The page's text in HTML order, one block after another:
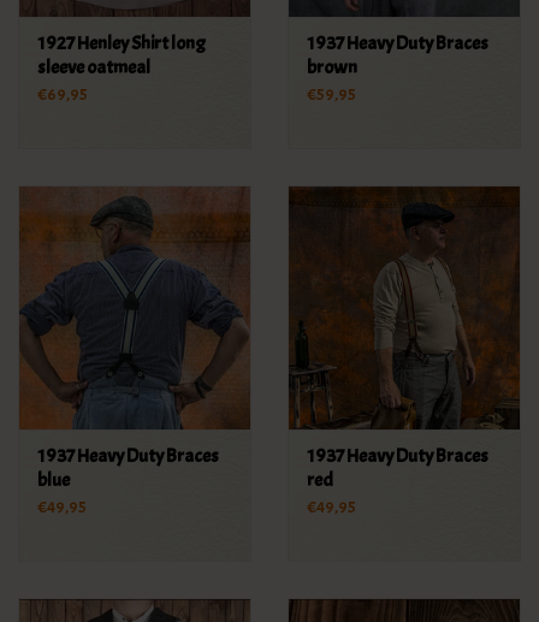
1927 Henley Shirt long
sleeve oatmeal
€69,95
1937 Heavy Duty Braces
brown
€59,95
1937 Heavy Duty Braces
blue
€49,95
1937 Heavy Duty Braces
red
€49,95